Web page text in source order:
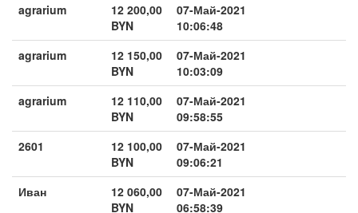
agrarium
12 200,00
BYN
07-Май-2021
10:06:48
agrarium
12 150,00
BYN
07-Май-2021
10:03:09
agrarium
12 110,00
BYN
07-Май-2021
09:58:55
2601
12 100,00
BYN
07-Май-2021
09:06:21
Иван
12 060,00
BYN
07-Май-2021
06:58:39